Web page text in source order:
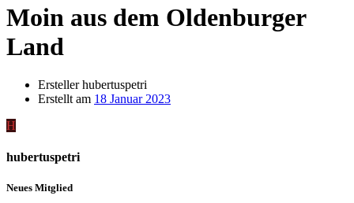
Moin aus dem Oldenburger
Land
Erstellerhubertuspetri
Erstellt am 18 Januar 2023
H
hubertuspetri
Neues Mitglied